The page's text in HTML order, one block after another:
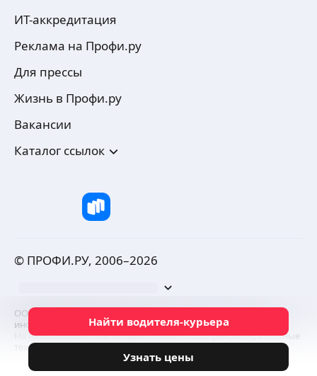
Найти водителя-курьера
Узнать цены
ИТ-аккредитация
Реклама на Профи.ру
Для прессы
Жизнь в Профи.ру
Вакансии
Каталог ссылок
© ПРОФИ.РУ, 2006–2026
ООО «ПРОФИ.РУ» осуществляет деятельность в области
информационных технологий. Вид деятельности (код): 2.01.
На информационном ресурсе применяютсярекомендательные
технологии.Политика конфиденциальности.